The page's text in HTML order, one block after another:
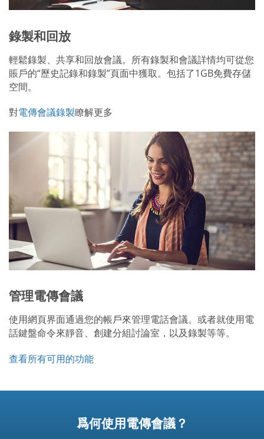
錄製和回放
輕鬆錄製、共享和回放會議。所有錄製和會議詳情均可從您
賬戶的“歷史記錄和錄製”頁面中獲取。包括了1GB免費存儲
空間。
對電傳會議錄製瞭解更多
管理電傳會議
使用網頁界面通過您的帳戶來管理電話會議。或者就使用電
話鍵盤命令來靜音、創建分組討論室，以及錄製等等。
查看所有可用的功能
爲何使用電傳會議？